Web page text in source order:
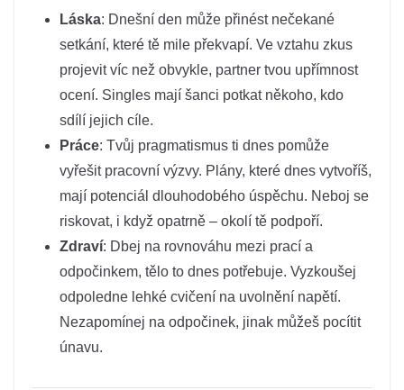
Láska: Dnešní den může přinést nečekané
setkání, které tě mile překvapí. Ve vztahu zkus
projevit víc než obvykle, partner tvou upřímnost
ocení. Singles mají šanci potkat někoho, kdo
sdílí jejich cíle.
Práce: Tvůj pragmatismus ti dnes pomůže
vyřešit pracovní výzvy. Plány, které dnes vytvoříš,
mají potenciál dlouhodobého úspěchu. Neboj se
riskovat, i když opatrně – okolí tě podpoří.
Zdraví: Dbej na rovnováhu mezi prací a
odpočinkem, tělo to dnes potřebuje. Vyzkoušej
odpoledne lehké cvičení na uvolnění napětí.
Nezapomínej na odpočinek, jinak můžeš pocítit
únavu.